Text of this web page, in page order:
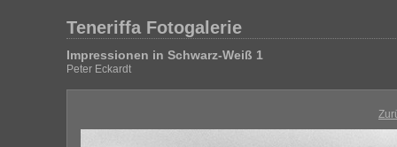
Teneriffa Fotogalerie
Impressionen in Schwarz-Weiß 1
Peter Eckardt